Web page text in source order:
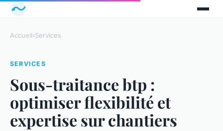
Accueil›Services
SERVICES
Sous-traitance btp :
optimiser flexibilité et
expertise sur chantiers